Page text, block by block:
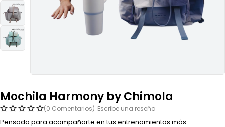
Mochila Harmony by Chimola
(0 Comentarios) Escribe una reseña
Pensada para acompañarte en tus entrenamientos más